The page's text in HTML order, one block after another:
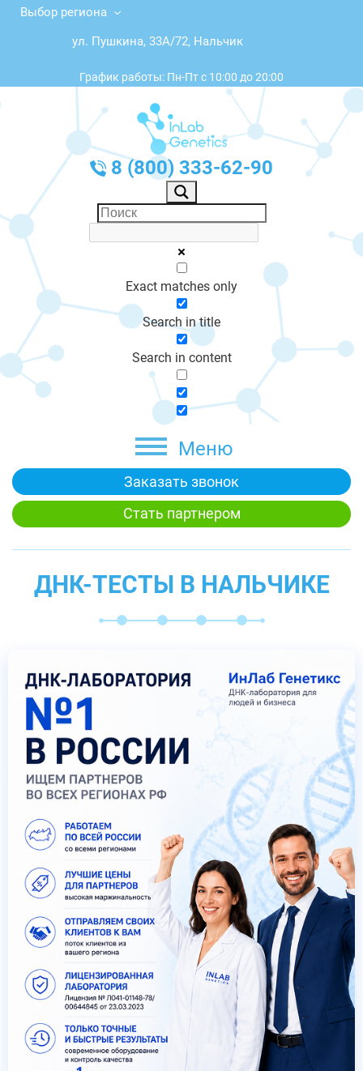
Выбор региона
ул. Пушкина, 33А/72, Нальчик
График работы: Пн-Пт с 10:00 до 20:00
8 (800) 333-62-90
Exact matches only
Search in title
Search in content
Меню
Заказать звонок
Стать партнером
ДНК-ТЕСТЫ В НАЛЬЧИКЕ